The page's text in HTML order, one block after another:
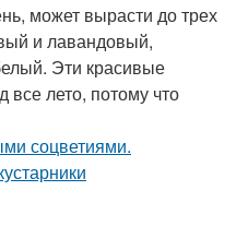
может вырасти до трех
и лавандовый,
Эти красивые
все лето, потому что